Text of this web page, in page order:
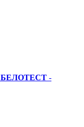
БЕЛОТЕСТ -